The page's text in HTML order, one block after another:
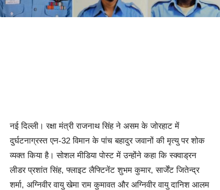
नई दिल्ली। रक्षा मंत्री राजनाथ सिंह ने असम के जोरहाट में
दुर्घटनाग्रस्त एन-32 विमान के पांच बहादुर जवानों की मृत्‍यु पर शोक
व्यक्त किया है। सोशल मीडिया पोस्ट में उन्होंने कहा कि स्‍क्‍वाड्रन
लीडर प्रशांत सिंह, फ्लाइट लैफ्टिनेंट शुभम कुमार, सार्जेंट जितेन्‍द्र
शर्मा, अग्निवीर वायु खेमा राम कुमावत और अग्निवीर वायु दानिश आलम